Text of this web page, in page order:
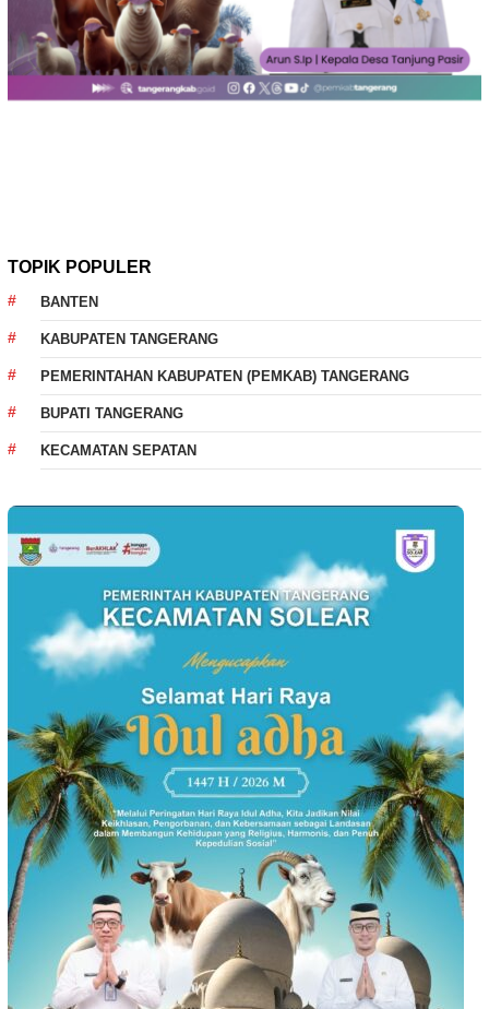
TOPIK POPULER
BANTEN
KABUPATEN TANGERANG
PEMERINTAHAN KABUPATEN (PEMKAB) TANGERANG
BUPATI TANGERANG
KECAMATAN SEPATAN